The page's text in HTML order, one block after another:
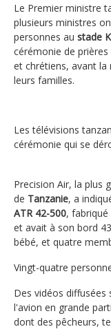
Le Premier ministre
plusieurs ministres
personnes au stade
cérémonie de
et chrétiens, avant la
leurs familles.
Les télévisions
cérémonie qui se
Precision Air, la plus
de Tanzanie, a
ATR 42-500,
et avait à son bord
bébé, et quatre
Vingt-quatre
Des vidéos
l'avion en grande
dont des pêcheurs,